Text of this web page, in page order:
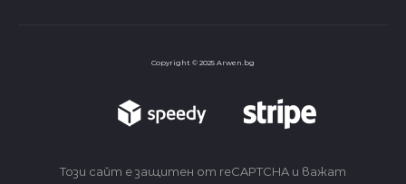
Copyright © 2025 Arwen.bg
Този сайт е защитен от reCAPTCHA и важат